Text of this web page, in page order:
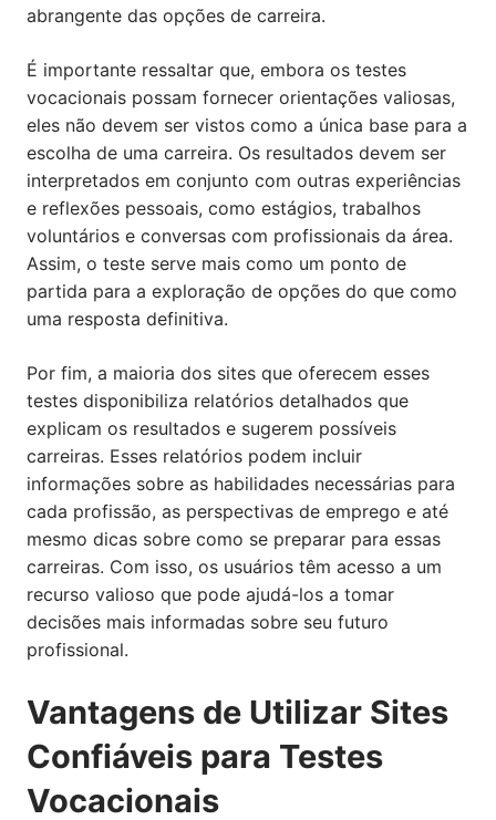
abrangente das opções de carreira.
É importante ressaltar que, embora os testes
vocacionais possam fornecer orientações valiosas,
eles não devem ser vistos como a única base para a
escolha de uma carreira. Os resultados devem ser
interpretados em conjunto com outras experiências
e reflexões pessoais, como estágios, trabalhos
voluntários e conversas com profissionais da área.
Assim, o teste serve mais como um ponto de
partida para a exploração de opções do que como
uma resposta definitiva.
Por fim, a maioria dos sites que oferecem esses
testes disponibiliza relatórios detalhados que
explicam os resultados e sugerem possíveis
carreiras. Esses relatórios podem incluir
informações sobre as habilidades necessárias para
cada profissão, as perspectivas de emprego e até
mesmo dicas sobre como se preparar para essas
carreiras. Com isso, os usuários têm acesso a um
recurso valioso que pode ajudá-los a tomar
decisões mais informadas sobre seu futuro
profissional.
Vantagens de Utilizar Sites
Confiáveis para Testes
Vocacionais